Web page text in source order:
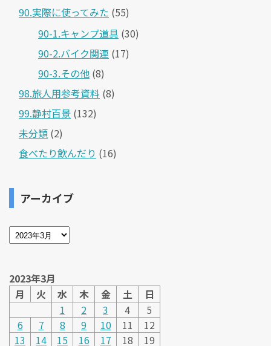
90.実際に使ってみた (55)
90-1.キャンプ道具 (30)
90-2.バイク関連 (17)
90-3.その他 (8)
98.旅人用参考資料 (8)
99.静村百景 (132)
未分類 (2)
食べたり飲んだり (16)
アーカイブ
2023年3月
月
火 水 木 金 土
日
1
2 3 4
5
6
7 8 9 10 11
12
13
14 15 16 17 18
19